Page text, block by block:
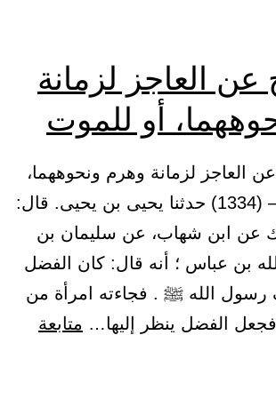
عن العاجز لزمانة
أو للموت
عن العاجز لزمانة وهرم ونحوههما،
أو للموت 407 – (1334) حدثنا يحيى بن يحيى. قال:
عن ابن شهاب، عن سليمان بن
بن عباس ؛ أنه قال: كان الفضل
الله ﷺ . فجاءته امرأة من
الفضل ينظر إليها… متابعة